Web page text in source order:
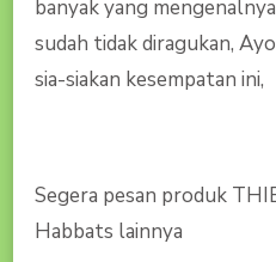
banyak yang
sudah tidak diragukan,
sia-siakan kesempatan ini,
Segera pesan produk
Habbats lainnya